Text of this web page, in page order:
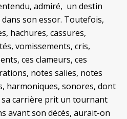
admiré, un destin
son essor. Toutefois,
hachures, cassures,
vomissements, cris,
ces clameurs, ces
notes salies, notes
harmoniques, sonores, dont
carrière prit un tournant
avant son décès, aurait-on